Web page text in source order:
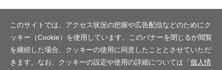
このサイトでは、アクセス状況の把握や広告配信などのためにク
ッキー（Cookie）を使用しています。このバナーを閉じるか閲覧
を継続した場合、クッキーの使用に同意したこととさせていただ
きます。なお、クッキーの設定や使用の詳細については「 個人情